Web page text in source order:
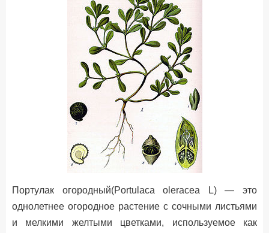
Портулак огородный(Portulaca oleracea L) — это
однолетнее огородное растение с сочными листьями
и мелкими желтыми цветками, используемое как